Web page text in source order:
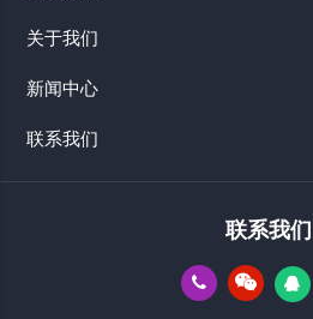
关于我们
新闻中心
联系我们
联系我们